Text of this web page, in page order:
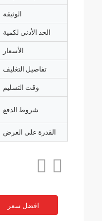
الوثيقة
الحد الأدنى لكمية
الأسعار
تفاصيل التغليف
وقت التسليم
شروط الدفع
القدرة على العرض
افضل سعر